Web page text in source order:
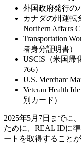
外国政府発行の
カナダの州運転
Northern Affairs
Transportation
者身分証明書）
USCIS（米国帰
766）
U.S. Merchant
Veteran Health
別カード）
2025年5月7日までに
ために、REAL IDに
ートを取得すること